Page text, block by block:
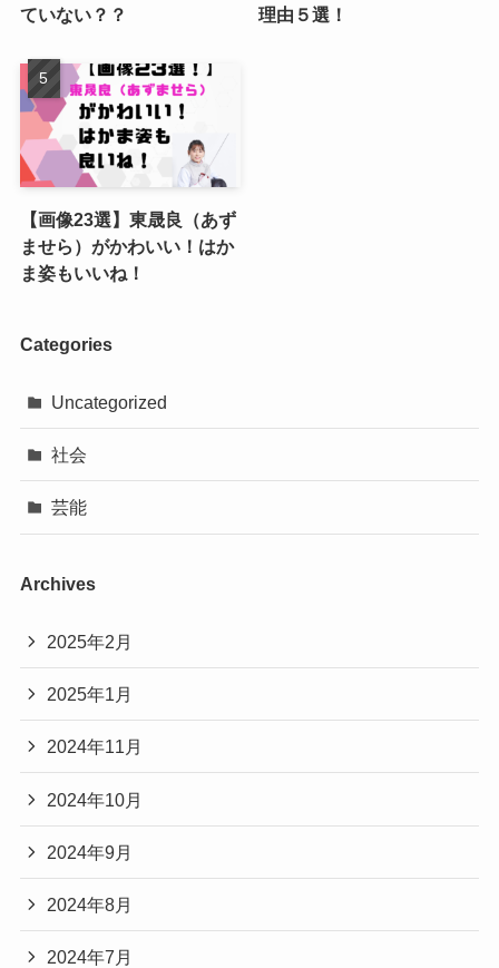
ていない？？
理由５選！
【画像23選】東晟良（あず
ませら）がかわいい！はか
ま姿もいいね！
Categories
Uncategorized
社会
芸能
Archives
2025年2月
2025年1月
2024年11月
2024年10月
2024年9月
2024年8月
2024年7月